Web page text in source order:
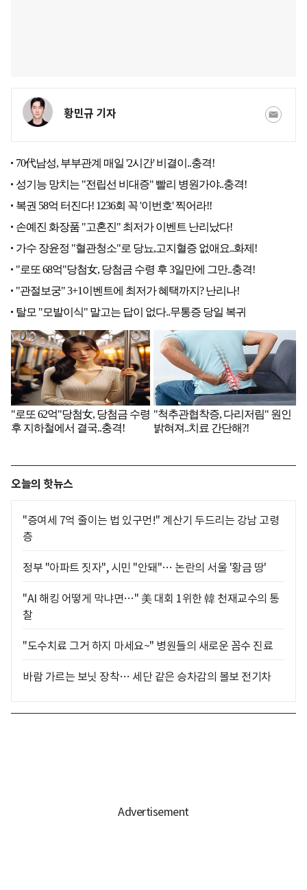
황민규 기자
오늘의 핫뉴스
"증여세 7억 줄이는 법 있구먼!" 계산기 두드리는 강남 고령
층
정부 "아파트 짓자", 시민 "안돼"… 논란의 서울 '황금 땅'
"AI 해킹 어떻게 막냐면…" 美 대회 1위한 韓 천재교수의 통
찰
"도수치료 그거 하지 마세요~" 병원들의 새로운 꼼수 진료
바람 가르는 보닛 장착… 세단 같은 승차감의 볼보 전기차